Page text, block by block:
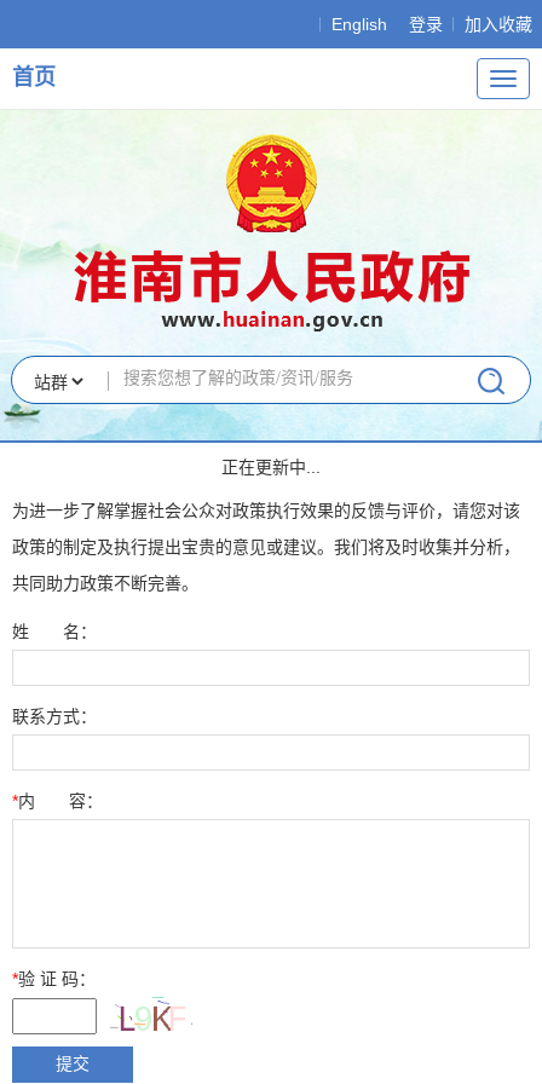
English 登录 加入收藏
导
航
首页
正在更新中...
为进一步了解掌握社会公众对政策执行效果的反馈与评价，请您对该
政策的制定及执行提出宝贵的意见或建议。我们将及时收集并分析，
共同助力政策不断完善。
姓 名：
联系方式：
*内 容：
*验 证 码：